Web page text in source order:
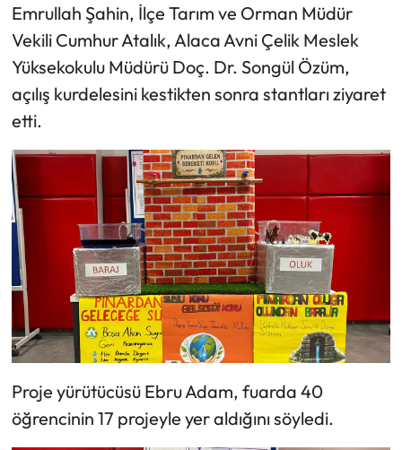
Emrullah Şahin, İlçe Tarım ve Orman Müdür
Vekili Cumhur Atalık, Alaca Avni Çelik Meslek
Yüksekokulu Müdürü Doç. Dr. Songül Özüm,
açılış kurdelesini kestikten sonra stantları ziyaret
etti.
Proje yürütücüsü Ebru Adam, fuarda 40
öğrencinin 17 projeyle yer aldığını söyledi.